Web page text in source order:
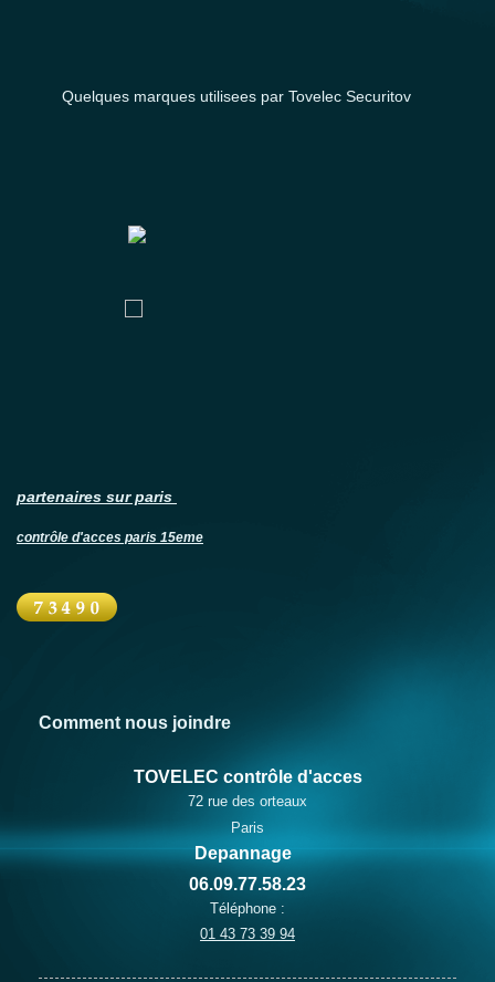
Quelques marques utilisees par Tovelec Securitov
partenaires sur paris
contrôle d'acces paris 15eme
Comment nous joindre
TOVELEC contrôle d'acces
72 rue des orteaux
Paris
Depannage
06.09.77.58.23
Téléphone :
01 43 73 39 94